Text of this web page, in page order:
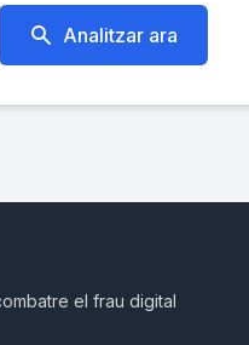
Analitzar ara
el frau digital